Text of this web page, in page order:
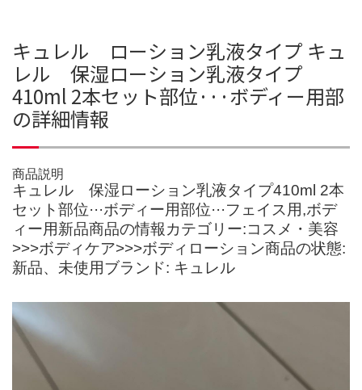
キュレル ローション乳液タイプ キュ
レル 保湿ローション乳液タイプ
410ml 2本セット部位···ボディー用部
の詳細情報
商品説明
キュレル 保湿ローション乳液タイプ410ml 2本
セット部位···ボディー用部位···フェイス用,ボデ
ィー用新品商品の情報カテゴリー:コスメ・美容
>>>ボディケア>>>ボディローション商品の状態:
新品、未使用ブランド: キュレル